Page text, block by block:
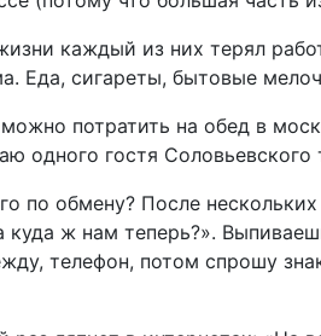
каждый из них терял
Еда, сигареты, бытовые
потратить на обед в
одного гостя
по обмену? После
ж нам теперь?».
телефон, потом спрошу